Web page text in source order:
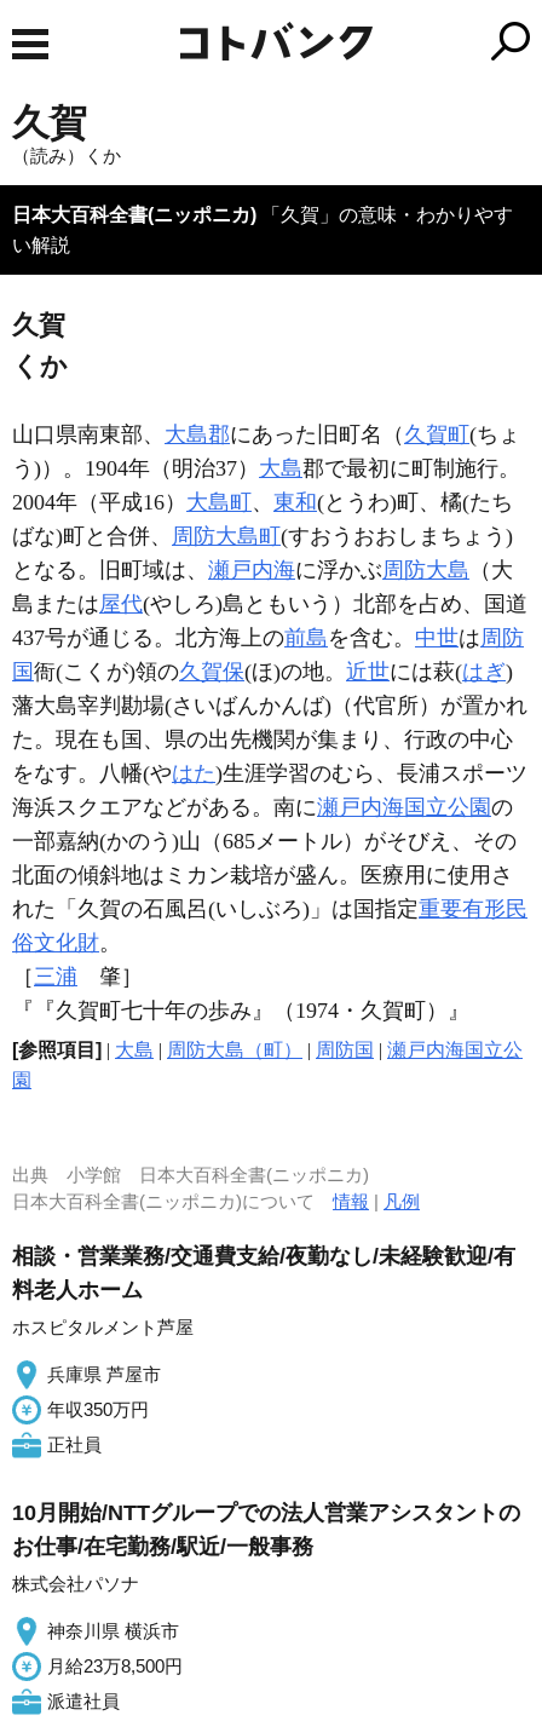
久賀
（読み）くか
日本大百科全書(ニッポニカ) 「久賀」の意味・わかりやす
い解説
久賀
くか
山口県南東部、 大島郡にあった旧町名（ 久賀町 (ちょ
う)）。1904年（明治37） 大島郡で最初に町制施行。
2004年（平成16） 大島町 、 東和(とうわ)町、橘(たち
ばな)町と合併、 周防大島町 (すおうおおしまちょう)
となる。旧町域は、 瀬戸内海に浮かぶ周防大島 （大
島または屋代(やしろ)島ともいう）北部を占め、国道
437号が通じる。北方海上の前島 を含む。 中世は周防
国衙(こくが)領の久賀保(ほ)の地。 近世には萩(はぎ)
藩大島宰判勘場(さいばんかんば)（代官所）が置かれ
た。現在も国、県の出先機関が集まり、行政の中心
をなす。八幡(やはた)生涯学習のむら、長浦スポーツ
海浜スクエアなどがある。南に瀬戸内海国立公園の
一部嘉納(かのう)山（685メートル）がそびえ、その
北面の傾斜地はミカン栽培が盛ん。医療用に使用さ
れた「久賀の石風呂(いしぶろ)」は国指定重要有形民
俗文化財。
［三浦 肇］
『『久賀町七十年の歩み』（1974・久賀町）』
[参照項目] | 大島 | 周防大島（町） | 周防国 | 瀬戸内海国立公
園
出典 小学館 日本大百科全書(ニッポニカ)
日本大百科全書(ニッポニカ)について情報 | 凡例
相談・営業業務/交通費支給/夜勤なし/未経験歓迎/有
料老人ホーム
ホスピタルメント芦屋
兵庫県 芦屋市
年収350万円
正社員
10月開始/NTTグループでの法人営業アシスタントの
お仕事/在宅勤務/駅近/一般事務
株式会社パソナ
神奈川県 横浜市
月給23万8,500円
派遣社員